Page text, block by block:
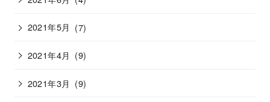
2021年5月 (7)
2021年4月 (9)
2021年3月 (9)